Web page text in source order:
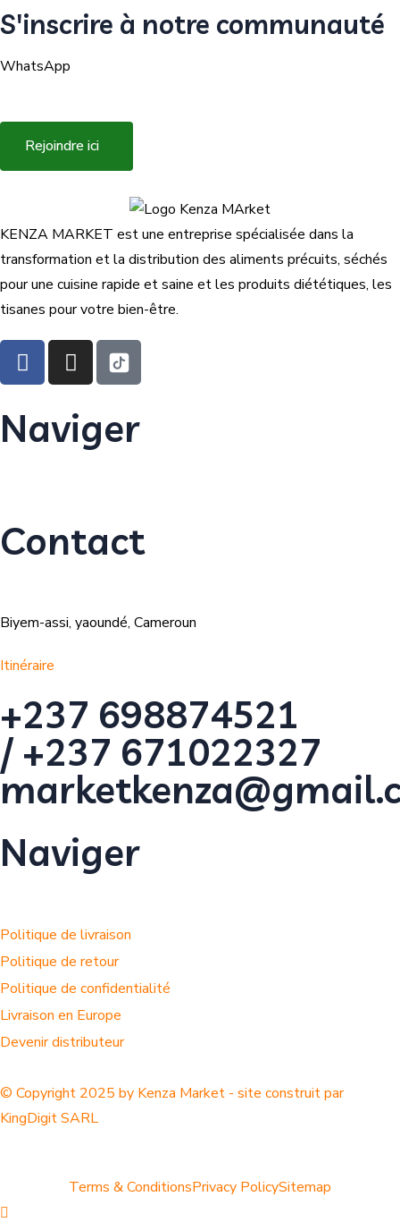
S'inscrire à notre communauté
WhatsApp
Rejoindre ici
KENZA MARKET est une entreprise spécialisée dans la
transformation et la distribution des aliments précuits, séchés
pour une cuisine rapide et saine et les produits diététiques, les
tisanes pour votre bien-être.
Naviger
Contact
Biyem-assi, yaoundé, Cameroun
Itinéraire
+237 698874521
/ +237 671022327
Naviger
Politique de livraison
Politique de retour
Politique de confidentialité
Livraison en Europe
Devenir distributeur
© Copyright 2025 by Kenza Market - site construit par
KingDigit SARL
Terms & ConditionsPrivacy PolicySitemap